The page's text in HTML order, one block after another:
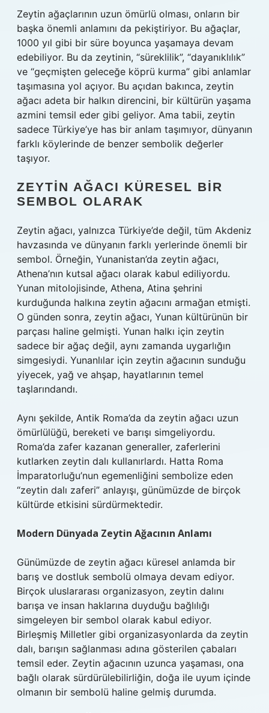
Zeytin ağaçlarının uzun ömürlü olması, onların bir
başka önemli anlamını da pekiştiriyor. Bu ağaçlar,
1000 yıl gibi bir süre boyunca yaşamaya devam
edebiliyor. Bu da zeytinin, “süreklilik”, “dayanıklılık”
ve “geçmişten geleceğe köprü kurma” gibi anlamlar
taşımasına yol açıyor. Bu açıdan bakınca, zeytin
ağacı adeta bir halkın direncini, bir kültürün yaşama
azmini temsil eder gibi geliyor. Ama tabii, zeytin
sadece Türkiye’ye has bir anlam taşımıyor, dünyanın
farklı köylerinde de benzer sembolik değerler
taşıyor.
ZEYTIN AĞACI KÜRESEL BIR
SEMBOL OLARAK
Zeytin ağacı, yalnızca Türkiye’de değil, tüm Akdeniz
havzasında ve dünyanın farklı yerlerinde önemli bir
sembol. Örneğin, Yunanistan’da zeytin ağacı,
Athena’nın kutsal ağacı olarak kabul ediliyordu.
Yunan mitolojisinde, Athena, Atina şehrini
kurduğunda halkına zeytin ağacını armağan etmişti.
O günden sonra, zeytin ağacı, Yunan kültürünün bir
parçası haline gelmişti. Yunan halkı için zeytin
sadece bir ağaç değil, aynı zamanda uygarlığın
simgesiydi. Yunanlılar için zeytin ağacının sunduğu
yiyecek, yağ ve ahşap, hayatlarının temel
taşlarındandı.
Aynı şekilde, Antik Roma’da da zeytin ağacı uzun
ömürlülüğü, bereketi ve barışı simgeliyordu.
Roma’da zafer kazanan generaller, zaferlerini
kutlarken zeytin dalı kullanırlardı. Hatta Roma
İmparatorluğu’nun egemenliğini sembolize eden
“zeytin dalı zaferi” anlayışı, günümüzde de birçok
kültürde etkisini sürdürmektedir.
Modern Dünyada Zeytin Ağacının Anlamı
Günümüzde de zeytin ağacı küresel anlamda bir
barış ve dostluk sembolü olmaya devam ediyor.
Birçok uluslararası organizasyon, zeytin dalını
barışa ve insan haklarına duyduğu bağlılığı
simgeleyen bir sembol olarak kabul ediyor.
Birleşmiş Milletler gibi organizasyonlarda da zeytin
dalı, barışın sağlanması adına gösterilen çabaları
temsil eder. Zeytin ağacının uzunca yaşaması, ona
bağlı olarak sürdürülebilirliğin, doğa ile uyum içinde
olmanın bir sembolü haline gelmiş durumda.